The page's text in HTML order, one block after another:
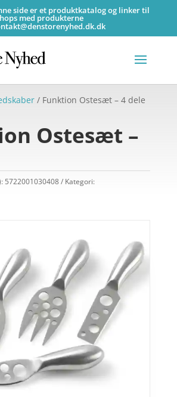
side er et produktkatalog og linker til
med produkterne
/ Funktion Ostesæt – 4 dele
Ostesæt –
5722001030408
Kategori: